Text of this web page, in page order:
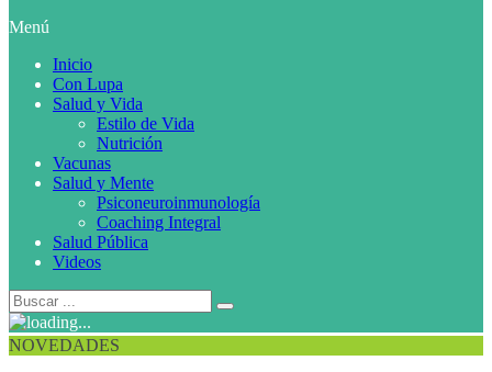
Menú
Inicio
Con Lupa
Salud y Vida
Estilo de Vida
Nutrición
Vacunas
Salud y Mente
Psiconeuroinmunología
Coaching Integral
Salud Pública
Videos
NOVEDADES